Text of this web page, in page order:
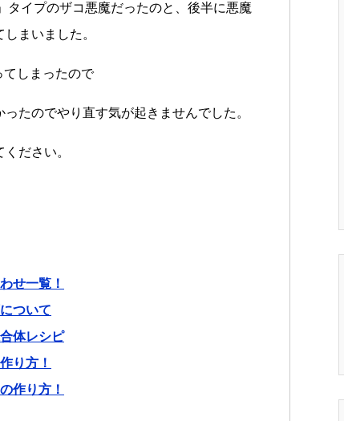
イプのザコ悪魔だったのと、後半に悪魔
まいました。
てしまったので
たのでやり直す気が起きませんでした。
ださい。
せ一覧！
ついて
体レシピ
り方！
作り方！